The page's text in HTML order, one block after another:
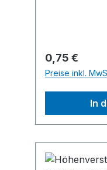
Regulärer
0,75 €
Preise inkl.
In